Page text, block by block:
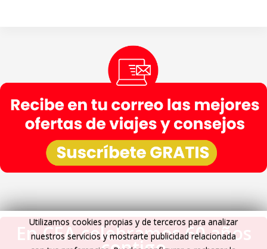
En CEA celebramos 60 años
Utilizamos cookies propias y de terceros para analizar
nuestros servicios y mostrarte publicidad relacionada